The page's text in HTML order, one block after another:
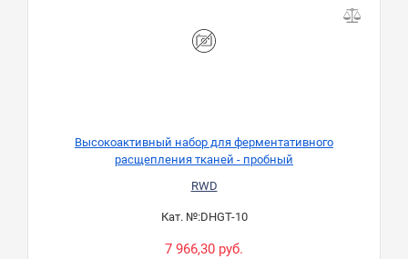
Высокоактивный набор для ферментативного
расщепления тканей - пробный
RWD
Кат. №:DHGT-10
7 966,30 руб.